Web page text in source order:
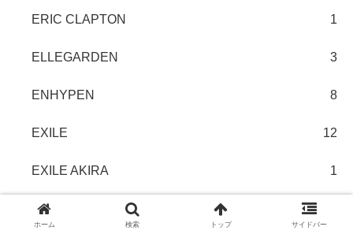
ERIC CLAPTON 1
ELLEGARDEN 3
ENHYPEN 8
EXILE 12
EXILE AKIRA 1
EXILE ATSUSHI
ホーム 検索 トップ サイドバー